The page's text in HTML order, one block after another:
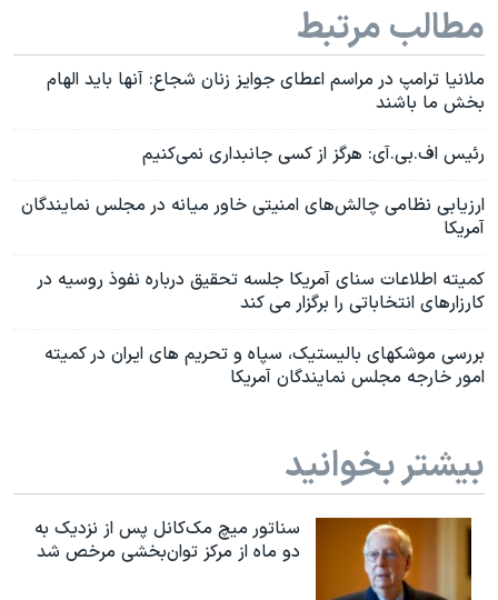
مطالب مرتبط
ملانیا ترامپ در مراسم اعطای جوایز زنان شجاع: آنها باید الهام
بخش ما باشند
رئیس اف.بی.آی: هرگز از کسی جانبداری نمی‌کنیم
ارزیابی نظامی چالش‌های امنیتی خاور میانه در مجلس نمایندگان
آمریکا
کمیته اطلاعات سنای آمریکا جلسه تحقیق درباره نفوذ روسیه در
کارزارهای انتخاباتی را برگزار می کند
بررسی موشکهای بالیستیک، سپاه و تحریم های ایران در کمیته
امور خارجه مجلس نمایندگان آمریکا
بیشتر بخوانید
سناتور میچ مک‌کانل پس از نزدیک به
دو ماه از مرکز توان‌بخشی مرخص شد